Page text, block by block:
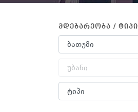
მდებარეობა / ტიპი
ბათუმი
უბანი
ტიპი